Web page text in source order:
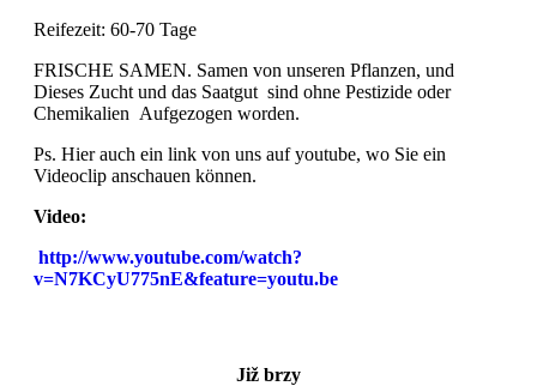
Reifezeit: 60-70 Tage
FRISCHE SAMEN. Samen von unseren Pflanzen, und
Dieses Zucht und das Saatgut sind ohne Pestizide oder
Chemikalien Aufgezogen worden.
Ps. Hier auch ein link von uns auf youtube, wo Sie ein
Videoclip anschauen können.
Video:
http://www.youtube.com/watch?
v=N7KCyU775nE&feature=youtu.be
Již brzy